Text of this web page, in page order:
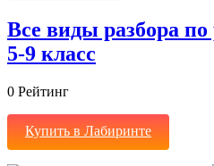
Все виды разбора
5-9 класс
0 Рейтинг
Купить в Лабиринте